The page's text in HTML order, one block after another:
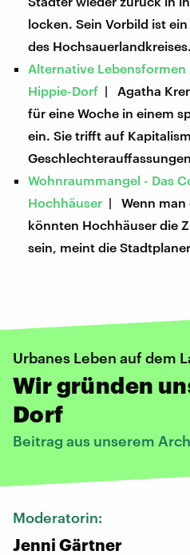
locken. Sein Vorbild ist
des Hochsauerlandkreises.
Alternative Lebensformen
Hippie-Dorf | Agatha
für eine Woche in einem
ein. Sie trifft auf
Wohnraummangel - Das
Hochhäuser | Wenn man
könnten Hochhäuser die
sein, meint die
Urbanes Leben auf dem
Wir gründen
Dorf
Beitrag aus unserem
Moderatorin:
Jenni Gärtner